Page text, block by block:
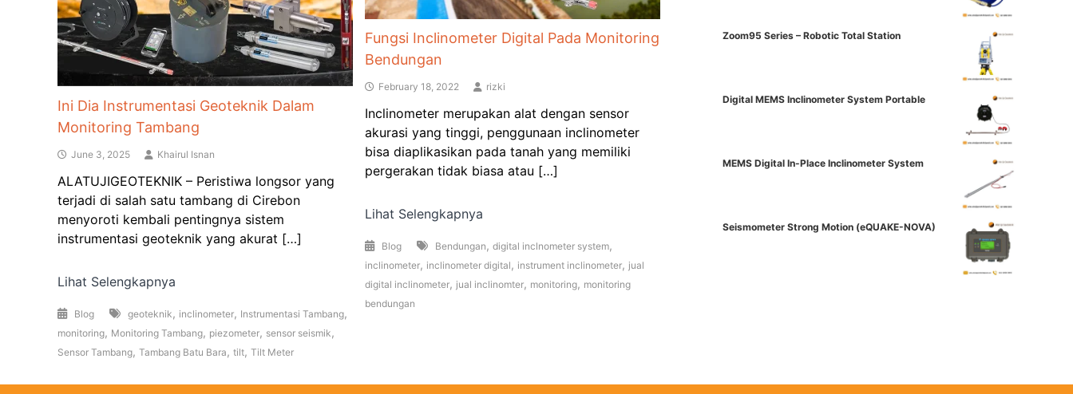
Ini Dia Instrumentasi Geoteknik Dalam
Monitoring Tambang
June 3, 2025 Khairul Isnan
ALATUJIGEOTEKNIK – Peristiwa longsor yang
terjadi di salah satu tambang di Cirebon
menyoroti kembali pentingnya sistem
instrumentasi geoteknik yang akurat […]
Lihat Selengkapnya
Blog geoteknik , inclinometer, Instrumentasi Tambang,
monitoring, Monitoring Tambang, piezometer, sensor seismik ,
Sensor Tambang, Tambang Batu Bara , tilt, Tilt Meter
Fungsi Inclinometer Digital Pada Monitoring
Bendungan
February 18, 2022 rizki
Inclinometer merupakan alat dengan sensor
akurasi yang tinggi, penggunaan inclinometer
bisa diaplikasikan pada tanah yang memiliki
pergerakan tidak biasa atau […]
Lihat Selengkapnya
Blog Bendungan ,digital inclnometer system,
inclinometer, inclinometer digital , instrument inclinometer, jual
digital inclinometer, jual inclinomter, monitoring, monitoring
bendungan
Zoom95 Series – Robotic Total Station
Digital MEMS Inclinometer System Portable
MEMS Digital In-Place Inclinometer System
Seismometer Strong Motion (eQUAKE-NOVA)